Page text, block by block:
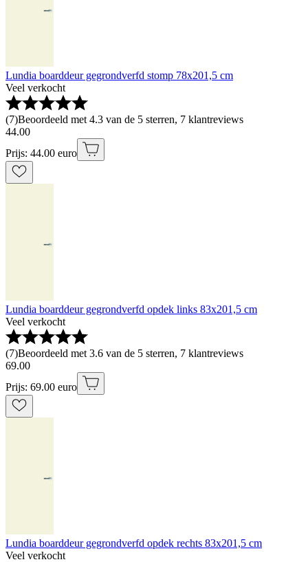
Lundia boarddeur gegrondverfd stomp 78x201,5 cm
Veel verkocht
(7)Beoordeeld met 4.3 van de 5 sterren, 7 klantreviews
44.00
Prijs: 44.00 euro
Lundia boarddeur gegrondverfd opdek links 83x201,5 cm
Veel verkocht
(7)Beoordeeld met 3.6 van de 5 sterren, 7 klantreviews
69.00
Prijs: 69.00 euro
Lundia boarddeur gegrondverfd opdek rechts 83x201,5 cm
Veel verkocht